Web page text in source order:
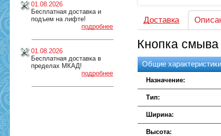
01.08.2026
Бесплатная доставка и
подъем на лифте!
подробнее
01.08.2026
Бесплатная доставка в
пределах МКАД!
подробнее
Доставка
Кнопка
Общие
Назначение:
Тип:
Ширина:
Высота: